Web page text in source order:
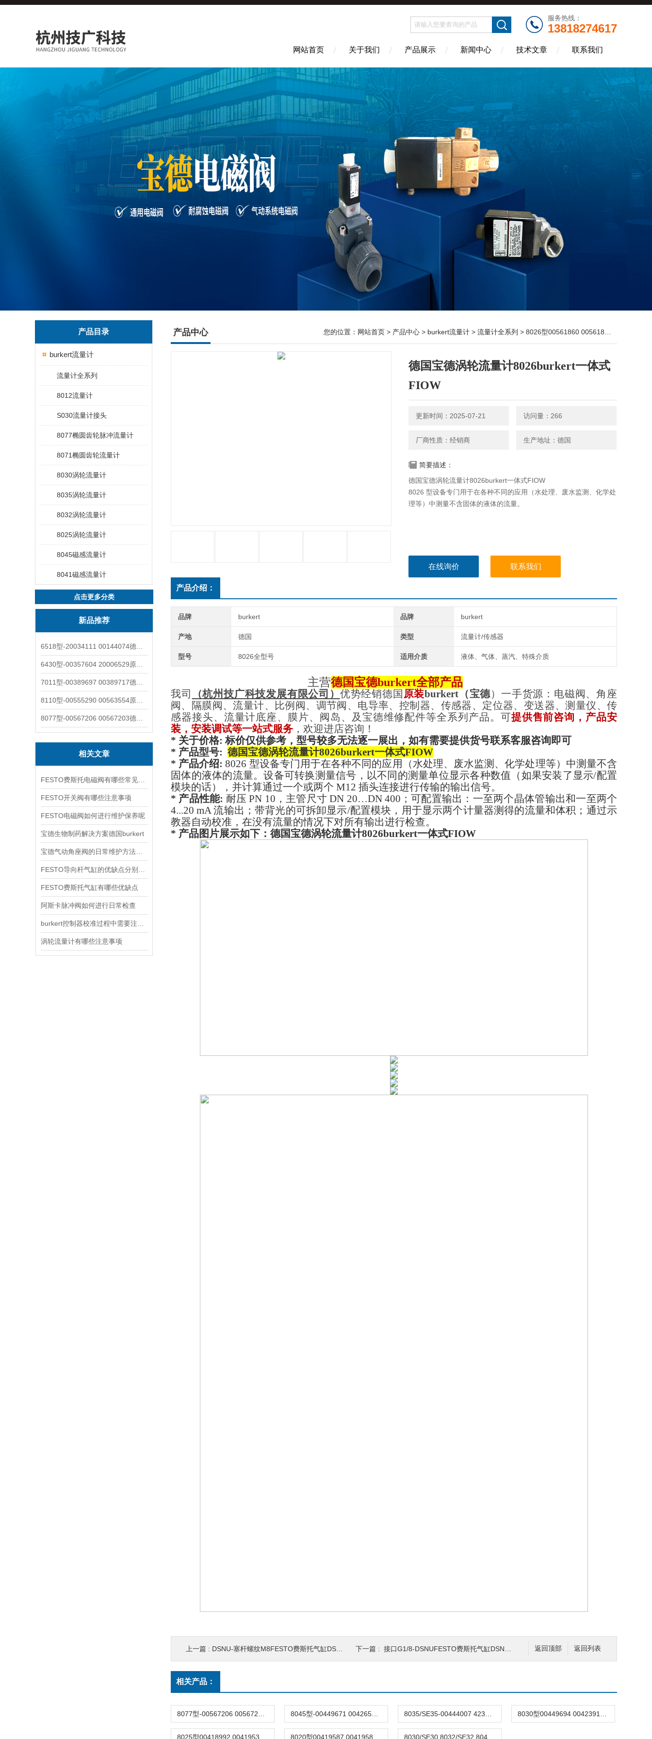
服务热线：
13818274617
网站首页 关于我们 产品展示 新闻中心 技术文章 联系我们
产品目录
burkert流量计
流量计全系列
8012流量计
S030流量计接头
8077椭圆齿轮脉冲流量计
8071椭圆齿轮流量计
8030涡轮流量计
8035涡轮流量计
8032涡轮流量计
8025涡轮流量计
8045磁感流量计
8041磁感流量计
点击更多分类
新品推荐
相关文章
FESTO开关阀有哪些注意事项
FESTO电磁阀如何进行维护保养呢
宝德生物制药解决方案德国burkert
FESTO费斯托气缸有哪些优缺点
阿斯卡脉冲阀如何进行日常检查
涡轮流量计有哪些注意事项
产品中心 您的位置： 网站首页 > 产品中心 > burkert流量计 > 流量计全系列 > 8026型00561860 00561861德国宝德涡轮流量计8026burkert一体式FIOW
德国宝德涡轮流量计8026burkert一体式
FIOW
更新时间：2025-07-21 访问量：266
厂商性质：经销商 生产地址：德国
简要描述：
德国宝德涡轮流量计8026burkert一体式FIOW
8026 型设备专门用于在各种不同的应用（水处理、废水监测、化学处
理等）中测量不含固体的液体的流量。
在线询价 联系我们
产品介绍：
品牌 burkert 品牌 burkert
产地 德国 类型 流量计/传感器
型号 8026全型号 适用介质 液体、气体、蒸汽、特殊介质
主营德国宝德burkert全部产品
我司 （杭州技广科技发展有限公司 ） 优势经销德国 原装burkert （宝德）一手货源：电磁阀、角座
阀、隔膜阀、流量计、比例阀、调节阀、电导率、控制器、传感器、定位器、变送器、测量仪、传
感器接头、流量计底座、膜片、阀岛、及宝德维修配件等全系列产品。可提供售前咨询，产品安
装，安装调试等一站式服务 ，欢迎进店咨询！
* 关于价格: 标价仅供参考，型号较多无法逐一展出，如有需要提供货号联系客服咨询即可
* 产品型号: 德国宝德涡轮流量计8026burkert一体式FIOW
* 产品介绍: 8026 型设备专门用于在各种不同的应用（水处理、废水监测、化学处理等）中测量不含
固体的液体的流量。设备可转换测量信号，以不同的测量单位显示各种数值（如果安装了显示/配置
模块的话），并计算通过一个或两个 M12 插头连接进行传输的输出信号。
* 产品性能: 耐压 PN 10，主管尺寸 DN 20…DN 400 ；可配置输出：一至两个晶体管输出和一至两个
4...20 mA 流输出；带背光的可拆卸显示/配置模块，用于显示两个计量器测得的流量和体积；通过示
教器自动校准，在没有流量的情况下对所有输出进行检查。
* 产品图片展示如下 ： 德国宝德涡轮流量计8026burkert一体式FIOW
返回列表
返回顶部
上一篇 : DSNU-塞杆螺纹M8FESTO费斯托气缸DSNU-20-10-PPV-A缸径20mm 下一篇 : 接口G1/8-DSNUFESTO费斯托气缸DSNU-20-55-PPV-A行程55mm
相关产品：